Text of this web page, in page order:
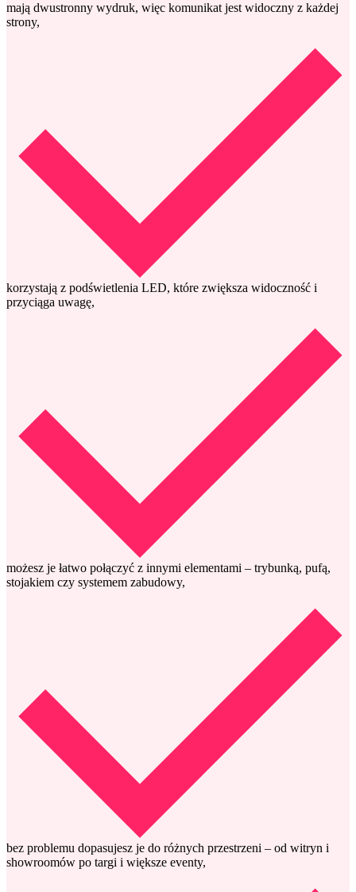
mają dwustronny wydruk, więc komunikat jest widoczny z każdej
strony,
korzystają z podświetlenia LED, które zwiększa widoczność i
przyciąga uwagę,
możesz je łatwo połączyć z innymi elementami – trybunką, pufą,
stojakiem czy systemem zabudowy,
bez problemu dopasujesz je do różnych przestrzeni – od witryn i
showroomów po targi i większe eventy,